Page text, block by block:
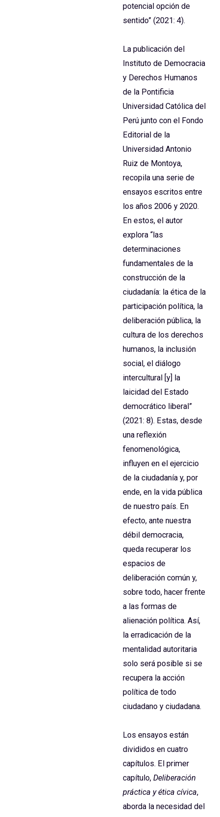
potencial opción de
sentido” (2021: 4).
La publicación del
Instituto de Democracia
y Derechos Humanos
de la Pontificia
Universidad Católica del
Perú junto con el Fondo
Editorial de la
Universidad Antonio
Ruiz de Montoya,
recopila una serie de
ensayos escritos entre
los años 2006 y 2020.
En estos, el autor
explora “las
determinaciones
fundamentales de la
construcción de la
ciudadanía: la ética de la
participación política, la
deliberación pública, la
cultura de los derechos
humanos, la inclusión
social, el diálogo
intercultural [y] la
laicidad del Estado
democrático liberal”
(2021: 8). Estas, desde
una reflexión
fenomenológica,
influyen en el ejercicio
de la ciudadanía y, por
ende, en la vida pública
de nuestro país. En
efecto, ante nuestra
débil democracia,
queda recuperar los
espacios de
deliberación común y,
sobre todo, hacer frente
a las formas de
alienación política. Así,
la erradicación de la
mentalidad autoritaria
solo será posible si se
recupera la acción
política de todo
ciudadano y ciudadana.
Los ensayos están
divididos en cuatro
capítulos. El primer
capítulo, Deliberación
práctica y ética cívica,
aborda la necesidad del